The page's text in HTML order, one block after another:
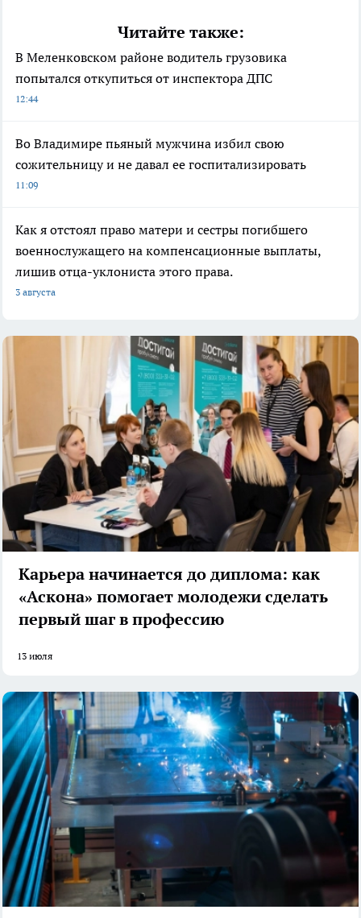
Читайте также:
В Меленковском районе водитель грузовика
попытался откупиться от инспектора ДПС
12:44
Во Владимире пьяный мужчина избил свою
сожительницу и не давал ее госпитализировать
11:09
Как я отстоял право матери и сестры погибшего
военнослужащего на компенсационные выплаты,
лишив отца-уклониста этого права.
3 августа
Карьера начинается до диплома: как
«Аскона» помогает молодежи сделать
первый шаг в профессию
13 июля